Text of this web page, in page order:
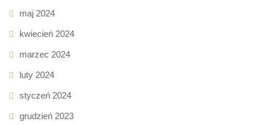
maj 2024
kwiecień 2024
marzec 2024
luty 2024
styczeń 2024
grudzień 2023